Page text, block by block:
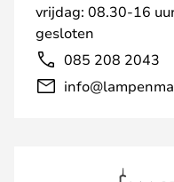
vrijdag: 08.30-16
gesloten
085 208 2043